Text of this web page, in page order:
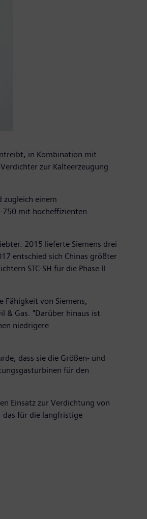
in Kombination mit
zur Kälteerzeugung
zugleich einem
750 mit hocheffizienten
2015 lieferte Siemens drei
entschied sich Chinas größter
STC-SH für die Phase II
Fähigkeit von Siemens,
& Gas. "Darüber hinaus ist
niedrigere
dass sie die Größen- und
für den
Einsatz zur Verdichtung von
das für die langfristige